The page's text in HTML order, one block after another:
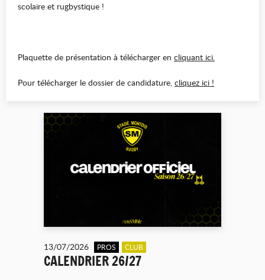
scolaire et rugbystique !
Plaquette de présentation à télécharger en cliquant ici.
Pour télécharger le dossier de candidature, cliquez ici !
13/07/2026 PROS CLUB
CALENDRIER 26/27